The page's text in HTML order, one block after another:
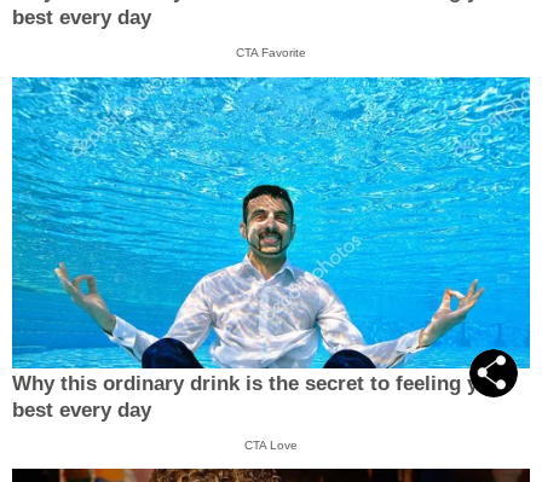
best every day
CTA Favorite
Why this ordinary drink is the secret to feeling your
best every day
CTA Love